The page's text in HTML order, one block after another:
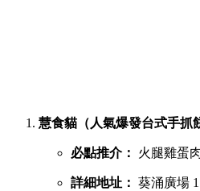
慧食貓（人氣爆發台式手抓
必點推介： 火腿雞蛋
詳細地址： 葵涌廣場